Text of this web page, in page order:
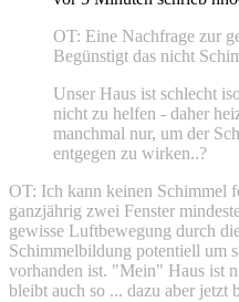
OT: Eine Nachfrage zur
Begünstigt das nicht
Unser Haus ist schlecht
nicht zu helfen - daher
manchmal nur, um der
entgegen zu wirken..?
OT: Ich kann keinen Schimmel
ganzjährig zwei Fenster
gewisse Luftbewegung durch
Schimmelbildung potentiell um
vorhanden ist. "Mein" Haus ist
bleibt auch so ... dazu aber jetzt